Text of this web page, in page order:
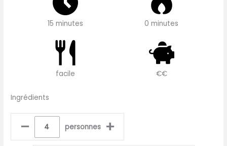
15 minutes 0 minutes
facile €€
Ingrédients
– personnes +